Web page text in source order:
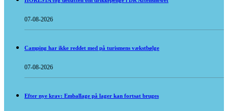
07-08-2026
Camping har ikke reddet med på turismens vækstbølge
07-08-2026
Efter nye krav: Emballage på lager kan fortsat bruges